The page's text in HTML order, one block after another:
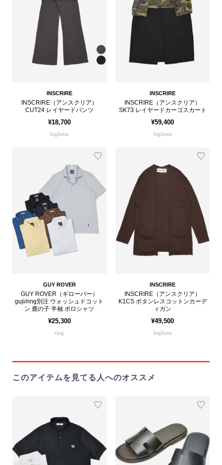
INSCRIRE
INSCRIRE（アンスクリア）
CUT24 レイヤードパンツ
¥18,700
biglietta
INSCRIRE
INSCRIRE（アンスクリア）
SK73 レイヤードカーゴスカート
¥59,400
biglietta
GUY ROVER
GUY ROVER（ギローバー）
guji/ring別注 ウォッシュドコット
ン 鹿の子 半袖 ポロシャツ
¥25,300
ring
INSCRIRE
INSCRIRE（アンスクリア）
K1CS ボタンレスコットンカーデ
ィガン
¥49,500
biglietta
このアイテムを見てる人へのオススメ